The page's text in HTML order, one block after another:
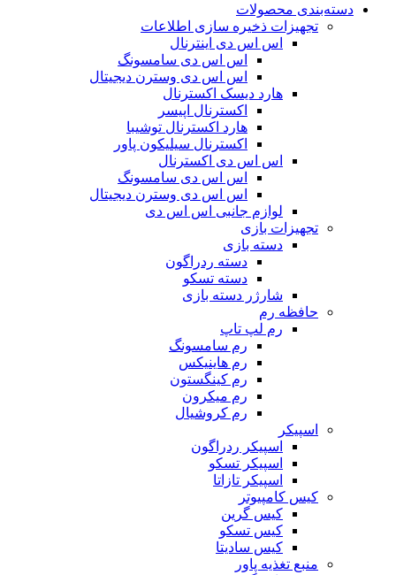
دسته‌بندی محصولات
تجهیزات ذخیره سازی اطلاعات
اس اس دی اینترنال
اس اس دی سامسونگ
اس اس دی وسترن دیجیتال
هارد دیسک اکسترنال
اکسترنال اپیسر
هارد اکسترنال توشیبا
اکسترنال سیلیکون پاور
اس اس دی اکسترنال
اس اس دی سامسونگ
اس اس دی وسترن دیجیتال
لوازم جانبی اس اس دی
تجهیزات بازی
دسته بازی
دسته ردراگون
دسته تسکو
شارژر دسته بازی
حافظه رم
رم لپ تاپ
رم سامسونگ
رم هاینیکس
رم کینگستون
رم میکرون
رم کروشیال
اسپیکر
اسپیکر ردراگون
اسپیکر تسکو
اسپیکر تازاتا
کیس کامپیوتر
کیس گرین
کیس تسکو
کیس سادیتا
منبع تغذیه‌ پاور